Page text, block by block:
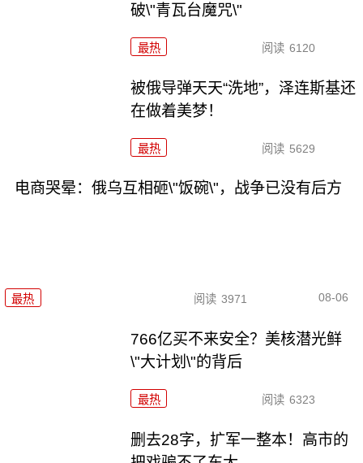
破\"青瓦台魔咒\"
最热 阅读 6120
被俄导弹天天“洗地”，泽连斯基还
在做着美梦！
最热 阅读 5629
电商哭晕：俄乌互相砸\"饭碗\"，战争已没有后方
最热 阅读 3971 08-06
766亿买不来安全？美核潜光鲜
\"大计划\"的背后
最热 阅读 6323
删去28字，扩军一整本！高市的